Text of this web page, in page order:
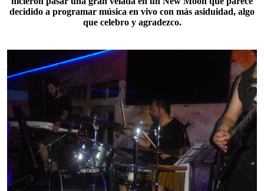
decidido a programar música en vivo con más asiduidad, algo
que celebro y agradezco.